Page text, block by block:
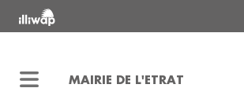
MAIRIE DE L'ETRAT